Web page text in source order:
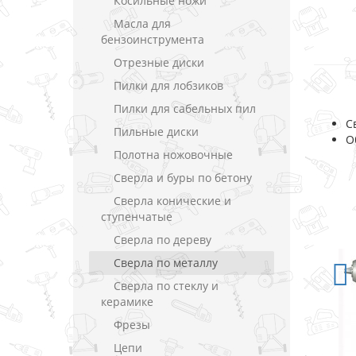
Масла для
бензоинструмента
Отрезные диски
Пилки для лобзиков
Пилки для сабельных пил
Пильные диски
Полотна ножовочные
Сверла и буры по бетону
Сверла конические и
ступенчатые
Сверла по дереву
Сверла по металлу
Сверла по стеклу и
керамике
Фрезы
Цепи